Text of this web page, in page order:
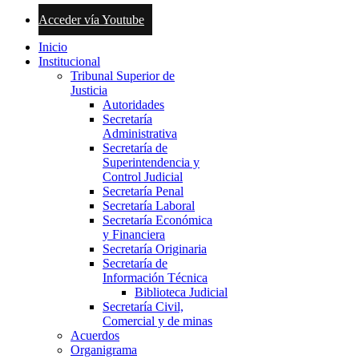
Acceder vía Youtube
Inicio
Institucional
Tribunal Superior de
Justicia
Autoridades
Secretaría
Administrativa
Secretaría de
Superintendencia y
Control Judicial
Secretaría Penal
Secretaría Laboral
Secretaría Económica
y Financiera
Secretaría Originaria
Secretaría de
Información Técnica
Biblioteca Judicial
Secretaría Civil,
Comercial y de minas
Acuerdos
Organigrama